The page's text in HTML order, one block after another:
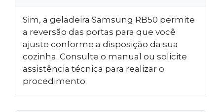
Sim, a geladeira Samsung RB50 permite
a reversão das portas para que você
ajuste conforme a disposição da sua
cozinha. Consulte o manual ou solicite
assistência técnica para realizar o
procedimento.